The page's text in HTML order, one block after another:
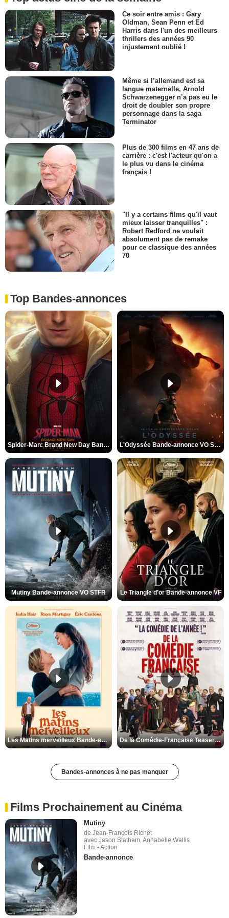
Ce soir entre amis : Gary
Oldman, Sean Penn et Ed
Harris dans l'un des meilleurs
thrillers des années 90
injustement oublié !
Même si l’allemand est sa
langue maternelle, Arnold
Schwarzenegger n’a pas eu le
droit de doubler son propre
personnage dans la saga
Terminator
Plus de 300 films en 47 ans de
carrière : c'est l'acteur qu'on a
le plus vu dans le cinéma
français !
"Il y a certains films qu'il vaut
mieux laisser tranquilles" :
Robert Redford ne voulait
absolument pas de remake
pour ce classique des années
70
Top Bandes-annonces
Spider-Man: Brand New Day Bande-annonce VO STFR L'Odyssée Bande-annonce VO STFR
Mutiny Bande-annonce VO STFR Le Triangle d'or Bande-annonce VF
Les Matins merveilleux Bande-annonce VF De la Comédie-Française Teaser VF
Bandes-annonces à ne pas manquer
Films Prochainement au Cinéma
Mutiny
de Jean-François Richet
avec Jason Statham, Annabelle Wallis
Film - Action
Bande-annonce